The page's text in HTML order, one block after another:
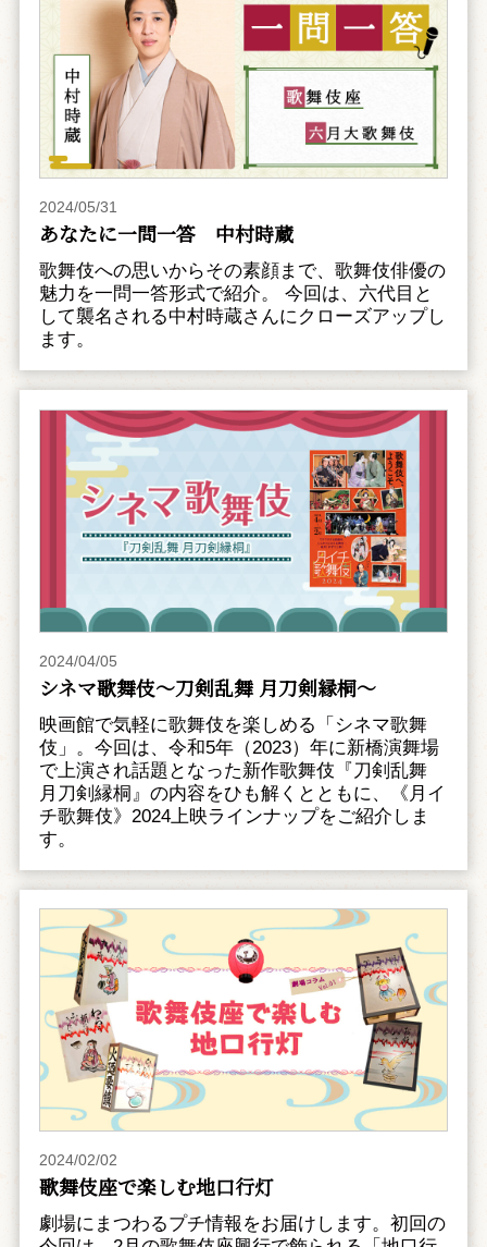
2024/05/31
あなたに一問一答 中村時蔵
歌舞伎への思いからその素顔まで、歌舞伎俳優の
魅力を一問一答形式で紹介。 今回は、六代目と
して襲名される中村時蔵さんにクローズアップし
ます。
2024/04/05
シネマ歌舞伎～刀剣乱舞 月刀剣縁桐～
映画館で気軽に歌舞伎を楽しめる「シネマ歌舞
伎」。今回は、令和5年（2023）年に新橋演舞場
で上演され話題となった新作歌舞伎『刀剣乱舞
月刀剣縁桐』の内容をひも解くとともに、《月イ
チ歌舞伎》2024上映ラインナップをご紹介しま
す。
2024/02/02
歌舞伎座で楽しむ地口行灯
劇場にまつわるプチ情報をお届けします。初回の